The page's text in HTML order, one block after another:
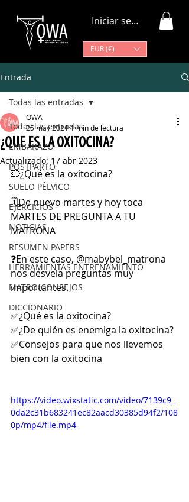
EUR (€)
Iniciar sesión
Entrada
Todas las entradas
EMBARAZO
POSTPARTO
SUELO PÉLVICO
EJERCICIOS
NOTICIAS
RESUMEN PAPERS
HERRAMIENTAS ENTRENAMIENTO
MATRO-CONSEJOS
DICCIONARIO
Todas las entradas
¿QUE ES LA OXITOCINA?
OWA
25 may 20211 min de lectura
Actualizado: 17 abr 2023
💥¿Qué es la oxitocina?
🗓️De nuevo martes y hoy toca
MARTES DE PREGUNTA A TU
MATRONA
❓En este caso, @mabybel_matrona
nos desvela preguntas muy
importantes.
✅¿Qué es la oxitocina?
✅¿De quién es enemiga la oxitocina?
✅Consejos para que nos llevemos
bien con la oxitocina
https://video.wixstatic.com/video/7139c9_
0da2c31b683241ec82aacd30385d94f2/108
0p/mp4/file.mp4